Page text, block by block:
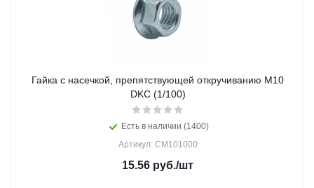
Гайка с насечкой, препятствующей откручиванию М10
DKC (1/100)
Есть в наличии (1400)
Артикул: CM101000
15.56 руб./шт